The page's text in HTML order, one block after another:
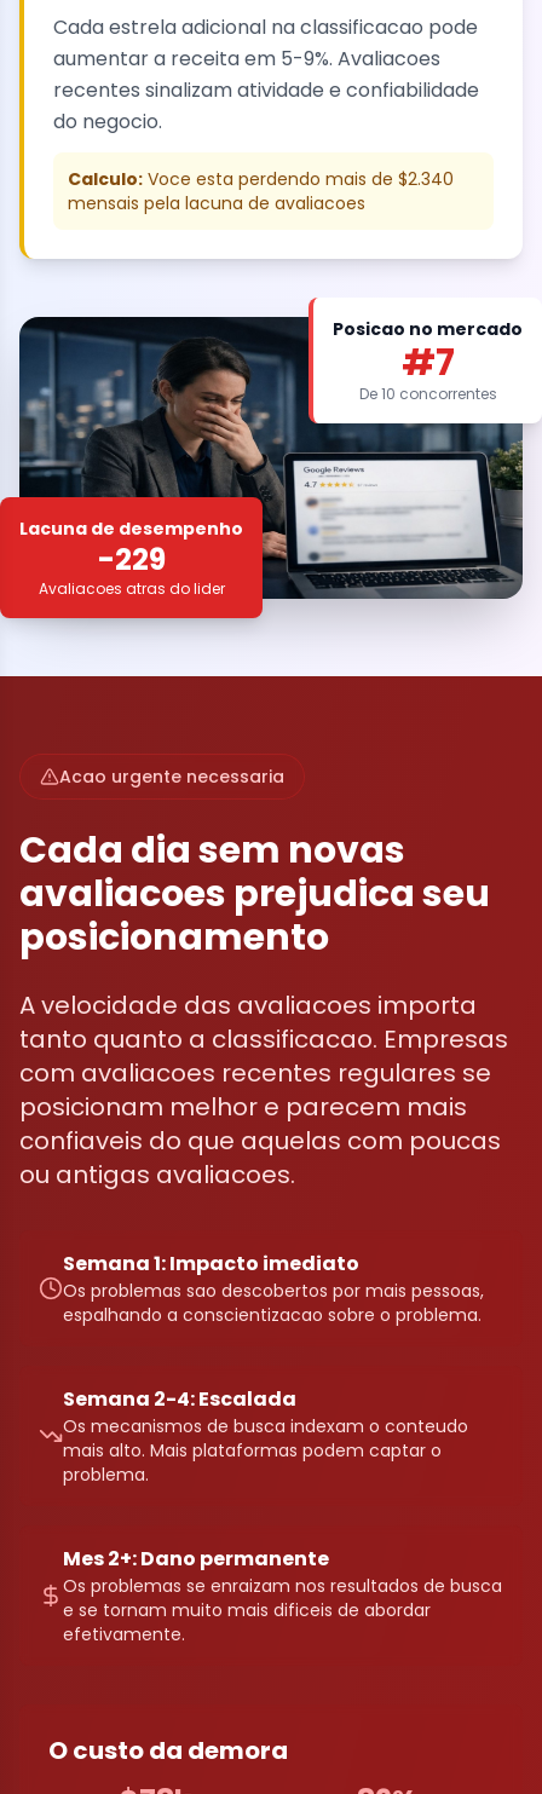
Cada estrela adicional na classificacao pode
aumentar a receita em 5-9%. Avaliacoes
recentes sinalizam atividade e confiabilidade
do negocio.
Calculo: Voce esta perdendo mais de $2.340
mensais pela lacuna de avaliacoes
Posicao no mercado
#7
De 10 concorrentes
Lacuna de desempenho
-229
Avaliacoes atras do lider
Acao urgente necessaria
Cada dia sem novas
avaliacoes prejudica seu
posicionamento
A velocidade das avaliacoes importa
tanto quanto a classificacao. Empresas
com avaliacoes recentes regulares se
posicionam melhor e parecem mais
confiaveis do que aquelas com poucas
ou antigas avaliacoes.
Semana 1: Impacto imediato
Os problemas sao descobertos por mais pessoas,
espalhando a conscientizacao sobre o problema.
Semana 2-4: Escalada
Os mecanismos de busca indexam o conteudo
mais alto. Mais plataformas podem captar o
problema.
Mes 2+: Dano permanente
Os problemas se enraizam nos resultados de busca
e se tornam muito mais dificeis de abordar
efetivamente.
O custo da demora